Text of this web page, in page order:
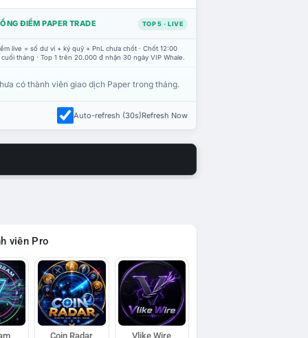
ĐIỂM PAPER TRADE TOP 5 · LIVE
live = số dư ví + ký quỹ + PnL chưa chốt · Chốt 12:00
tháng · Top 1 trên 20.000 đ nhận 30 ngày VIP Whale.
có thành viên giao dịch Paper trong tháng.
Auto-refresh (30s)Refresh Now
viên Pro
Coin Radar Vlike Wire